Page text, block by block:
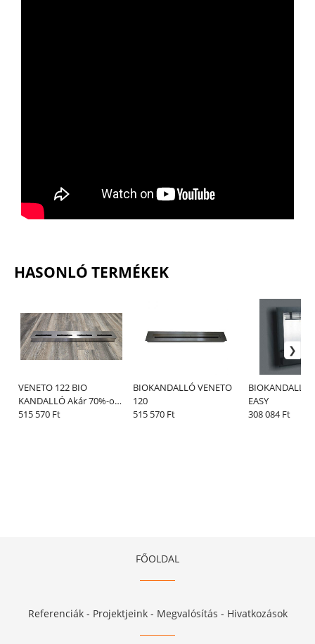
HASONLÓ TERMÉKEK
VENETO 122 BIO
KANDALLÓ Akár 70%-os
bioalkohol megtakarítás,
515 570 Ft
BIOKANDALLÓ VENETO
120
515 570 Ft
BIOKANDALLÓ
EASY
308 084 Ft
FŐOLDAL
Referenciák - Projektjeink - Megvalósítás - Hivatkozások